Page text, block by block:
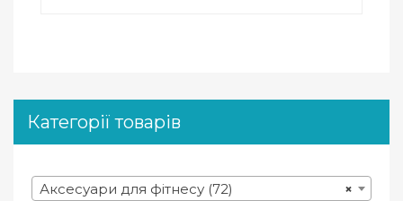
Категорії товарів
×
Аксесуари для фітнесу (72)